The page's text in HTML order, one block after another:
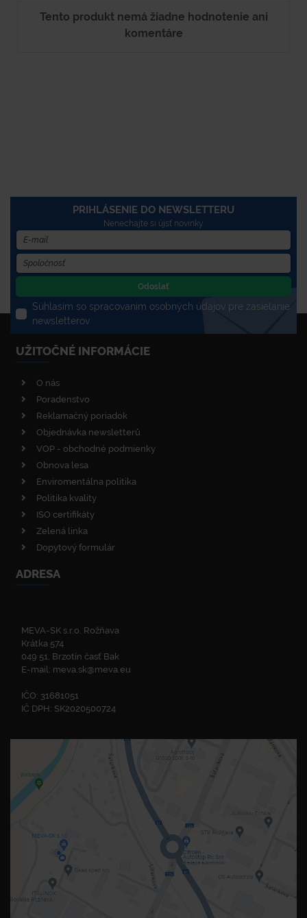
Tento produkt nemá žiadne hodnotenie ani
komentáre
PRIHLÁSENIE DO NEWSLETTERU
Nenechajte si újsť novinky
Odoslať
Súhlasím so spracovaním osobných údajov pre zasielanie
newsletterov
UŽITOČNÉ INFORMÁCIE
O nás
Poradenstvo
Reklamačný poriadok
Objednávka newsletterů
VOP - obchodné podmienky
Obnova lesa
Enviromentálna politika
Politika kvality
ISO certifikáty
Zelená linka
Dopytový formulár
ADRESA
MEVA-SK s.r.o. Rožňava
Krátka 574
049 51, Brzotín časť Bak
E-mail: meva.sk@meva.eu
IČO: 31681051
IČ DPH: SK2020500724